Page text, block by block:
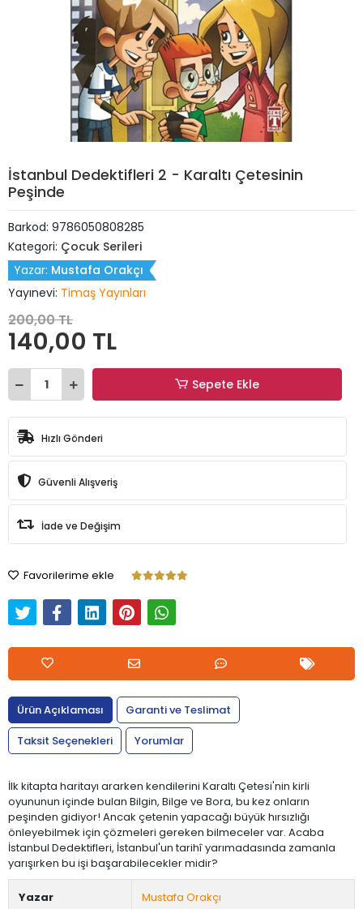
İstanbul Dedektifleri 2 - Karaltı Çetesinin
Peşinde
Barkod: 9786050808285
Kategori: Çocuk Serileri
Yazar: Mustafa Orakçı
Yayınevi: Timaş Yayınları
200,00 TL
140,00 TL
Sepete Ekle
Hızlı Gönderi
Güvenli Alışveriş
İade ve Değişim
Favorilerime ekle
Ürün Açıklaması
Garanti ve Teslimat
Taksit Seçenekleri
Yorumlar
İlk kitapta haritayı ararken kendilerini Karaltı Çetesi'nin kirli
oyununun içinde bulan Bilgin, Bilge ve Bora, bu kez onların
peşinden gidiyor! Ancak çetenin yapacağı büyük hırsızlığı
önleyebilmek için çözmeleri gereken bilmeceler var. Acaba
İstanbul Dedektifleri, İstanbul'un tarihî yarımadasında zamanla
yarışırken bu işi başarabilecekler midir?
Yazar Mustafa Orakçı